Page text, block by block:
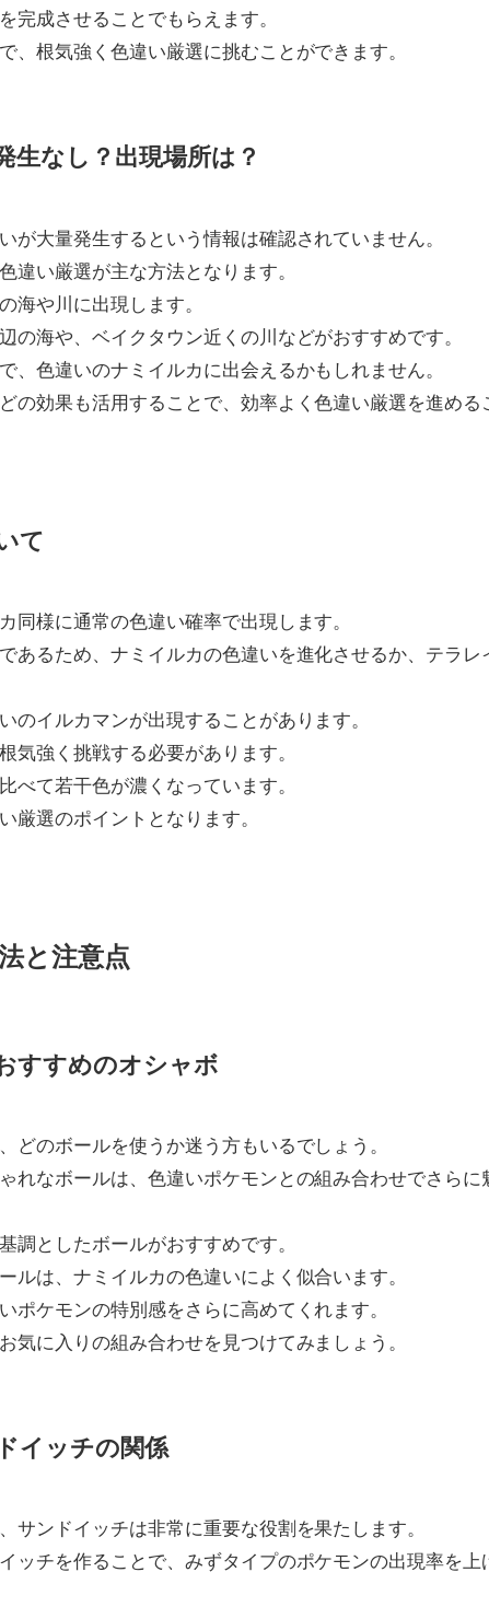
完成させることでもらえます。
、根気強く色違い厳選に挑むことができます。
なし？出現場所は？
が大量発生するという情報は確認されていません。
違い厳選が主な方法となります。
海や川に出現します。
の海や、ベイクタウン近くの川などがおすすめです。
、色違いのナミイルカに出会えるかもしれません。
の効果も活用することで、効率よく色違い厳選を進める
て
同様に通常の色違い確率で出現します。
あるため、ナミイルカの色違いを進化させるか、テラレ
のイルカマンが出現することがあります。
気強く挑戦する必要があります。
べて若干色が濃くなっています。
厳選のポイントとなります。
と注意点
すすめのオシャボ
のボールを使うか迷う方もいるでしょう。
れなボールは、色違いポケモンとの組み合わせでさらに
としたボールがおすすめです。
は、ナミイルカの色違いによく似合います。
ポケモンの特別感をさらに高めてくれます。
気に入りの組み合わせを見つけてみましょう。
イッチの関係
サンドイッチは非常に重要な役割を果たします。
ッチを作ることで、みずタイプのポケモンの出現率を上